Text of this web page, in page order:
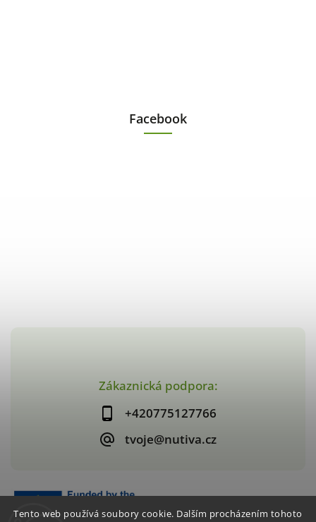
Tento web používá soubory cookie. Dalším procházením tohoto
Zákaznická podpora:
+420775127766
tvoje@nutiva.cz
Facebook